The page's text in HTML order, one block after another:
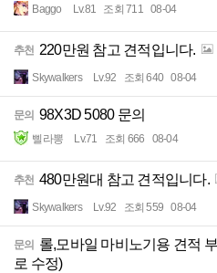
Baggo Lv.81 조회 711 08-04
추천 220만원 참고 견적입니다.
Skywalkers Lv.92 조회 640 08-04
문의 98X3D 5080 문의
삘라뽕 Lv.71 조회 666 08-04
추천 480만원대 참고 견적입니다.
Skywalkers Lv.92 조회 559 08-04
문의
롤,모바일 마비노기용 견적
로 수정)